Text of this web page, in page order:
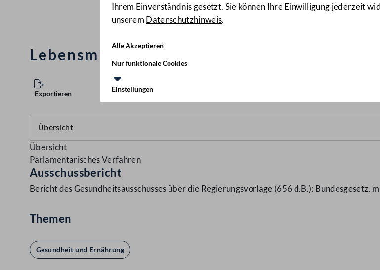
Ihrem Einverständnis gesetzt. Sie können Ihre Einwilligung jederzeit
unserem Datenschutzhinweis.
Alle Akzeptieren
Nur funktionale Cookies
Einstellungen
Lebensmittelgesetz 1975
Exportieren
Übersicht
Parlamentarisches Verfahren
Ausschussbericht
Bericht des Gesundheitsausschusses über die Regierungsvorlage (656 d.B.):
Themen
Gesundheit und Ernährung